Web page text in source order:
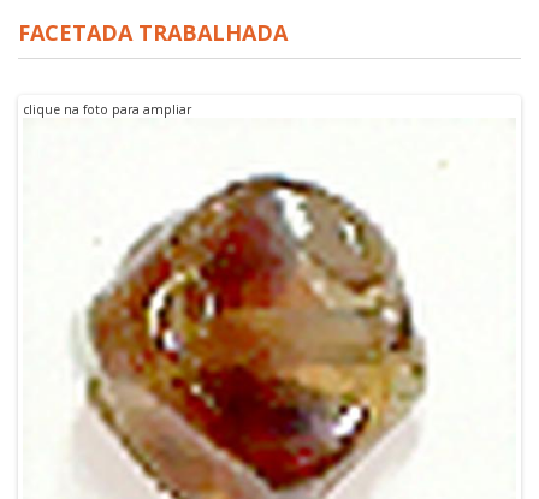
FACETADA TRABALHADA
clique na foto para ampliar